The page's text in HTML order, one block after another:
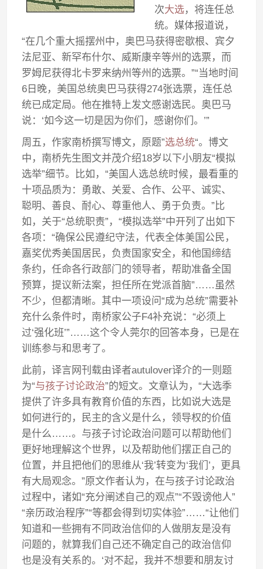
次大选，将连任总
统。媒体报道说，
“在几个重大摇摆州中，奥巴马获得密歇根、宾夕
法尼亚、新罕布什尔、威斯康辛等州的选票，而
罗姆尼获得北卡罗来纳州等州的选票。”“当地时间
6日晚，美国总统奥巴马获得274张选票，连任总
统已成定局。他在推特上发文感谢选民。奥巴马
说：‘如今这一切是因为你们，感谢你们。’”
周五，作家南桥撰写博文，原题”选总统“。博文
中，南桥先生图文并茂介绍18岁以下小朋友“模拟
选举”细节。比如，“美国人选总统时候，最看重的
十项品质为：勇敢、关爱、合作、公平、诚实、
聪明、善良、耐心、尊重他人、勇于负责。”比
如，关于“总统职责”，“模拟选举”中开列了出如下
各项：“确保公民遵纪守法，代表全体美国公民，
嘉奖优秀美国居民，负责国家安全，和他国缔结
条约，任命各行政部门的领导者，帮助准备全国
预算，提议新法案，担任所在党派首脑”……虽然
不少，但都清晰。其中一项设问“成为总统”需要补
充什么条件时，南桥家公子F4补充说：“必须上
过‘强化班’”……这个令人莞尔的回答本身，已是在
训练参与和思考了。
此前，译言网刊载由译者autulover译介的一则题
为“与孩子讨论政治”的短文。文章认为，“大选季
提供了许多具有教育价值的东西，比如说大选是
如何进行的，民主的含义是什么，领导权的价值
是什么……。与孩子讨论政治问题可以帮助他们
更好地理解这个世界，以及帮助他们摆正自己的
位置，并且把他们的思维从‘我’转变为‘我们’，更具
有大局观念。”原文作者认为，在与孩子讨论政治
过程中，诸如“充分阐述自己的观点”“不毁谤他人”
“亲历政治程序”“等都会得到切实体验”……“让他们
知道和一些拥有不同政治信仰的人做朋友是没有
问题的，就算我们自己还不确定自己的政治信仰
也是没有关系的。‘对不起，我并不想要和朋友讨